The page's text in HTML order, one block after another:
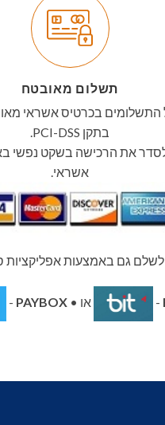
תשלום מאובטח
התשלומים בכרטיס אשראי
בתקן PCI-DSS.
את הרכישה בשקט נפשי
אשראי.
לשלם גם באמצעות אפליקציות
- או •PAYBOX
-